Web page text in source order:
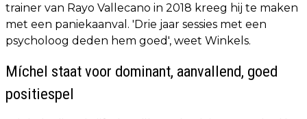
trainer van Rayo Vallecano in 2018 kreeg hij te maken
met een paniekaanval. 'Drie jaar sessies met een
psycholoog deden hem goed', weet Winkels.
Míchel staat voor dominant, aanvallend, goed
positiespel